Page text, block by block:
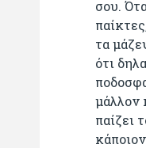
σου.
τα
ότι
μάλλον
παίζει